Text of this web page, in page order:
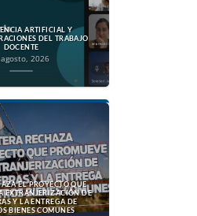
ARTIFICIAL Y
DEL TRABAJO
DOCENTE
2026
EL PROYECTO QUE
EXTRANJERIZACIÓN DE
Y LA ENTREGA DE
BIENES COMUNES